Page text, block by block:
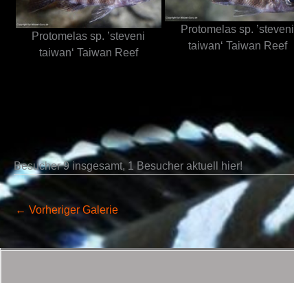
Protomelas sp. ’steveni
taiwan‘ Taiwan Reef
Protomelas sp. ’steveni
taiwan‘ Taiwan Reef
Besucher 9 insgesamt, 1 Besucher aktuell hier!
← Vorheriger Galerie